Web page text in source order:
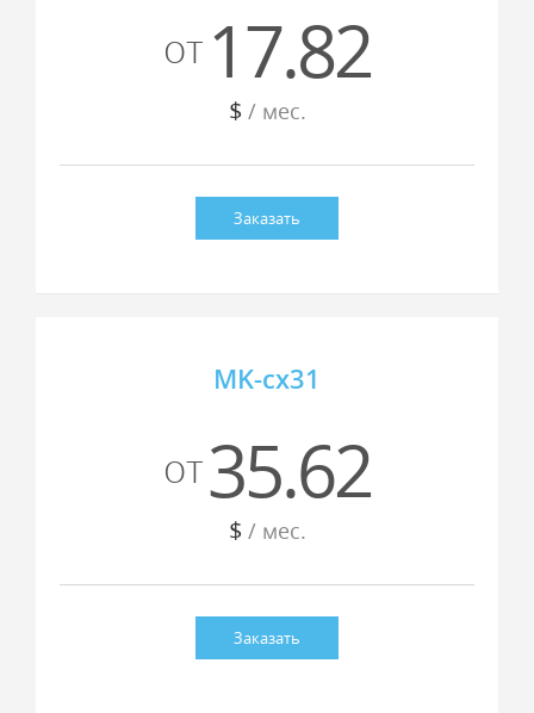
от 17.82
$ / мес.
Заказать
MK-cx31
от35.62
$ / мес.
Заказать